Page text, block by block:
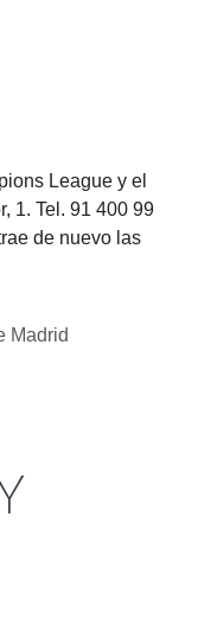
League y el
1. Tel. 91 400 99
de nuevo las
Madrid